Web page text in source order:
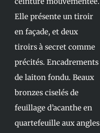
Elle présente un tiroir
en façade, et deux
tiroirs à secret comme
précités. Encadrements
de laiton fondu. Beaux
bronzes ciselés de
feuillage d’acanthe en
quartefeuille aux angles